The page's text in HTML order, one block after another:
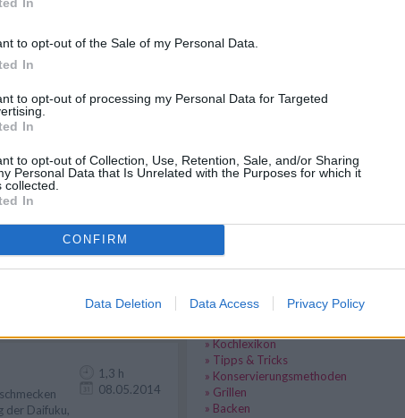
to opt-out of the Sale of my Personal Data.
In
to opt-out of processing my Personal Data for Targeted
In
to opt-out of Collection, Use, Retention, Sale, and/or Sharing
Personal Data that Is Unrelated with the Purposes for which it
collected.
In
CONFIRM
Data Deletion Data Access Privacy Policy
Küche: Die
13.05.2014
Leicht
Zubereitung
13.05.2014
1,8 h
20.02.2015
der Daifuku,
1,3 h
08.05.2014
» Kochanleitungen
» Kochlexikon
» Tipps & Tricks
» Konservierungsmethoden
» Grillen
» Backen